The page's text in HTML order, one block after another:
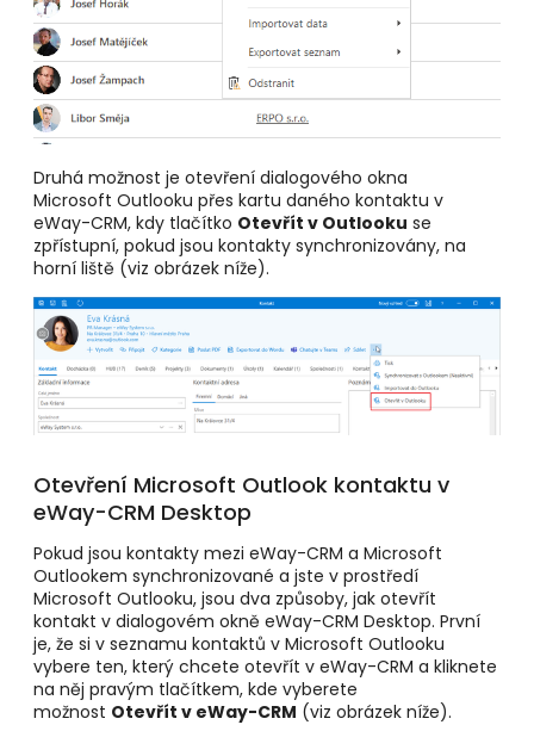
Druhá možnost je otevření dialogového okna
Microsoft Outlooku přes kartu daného kontaktu v
eWay-CRM, kdy tlačítko Otevřít v Outlooku se
zpřístupní, pokud jsou kontakty synchronizovány, na
horní liště (viz obrázek níže).
Otevření Microsoft Outlook kontaktu v
eWay-CRM Desktop
Pokud jsou kontakty mezi eWay-CRM a Microsoft
Outlookem synchronizované a jste v prostředí
Microsoft Outlooku, jsou dva způsoby, jak otevřít
kontakt v dialogovém okně eWay-CRM Desktop. První
je, že si v seznamu kontaktů v Microsoft Outlooku
vybere ten, který chcete otevřít v eWay-CRM a kliknete
na něj pravým tlačítkem, kde vyberete
možnost Otevřít v eWay-CRM (viz obrázek níže).